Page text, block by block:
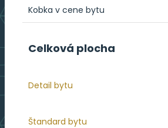
Kobka v cene bytu
Celková plocha
Detail bytu
Štandard bytu